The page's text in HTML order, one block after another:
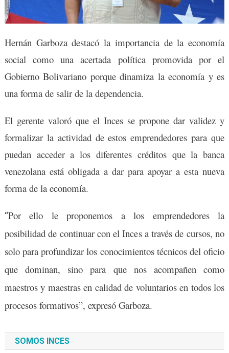
Hernán Garboza destacó la importancia de la economía
social como una acertada política promovida por el
Gobierno Bolivariano porque dinamiza la economía y es
una forma de salir de la dependencia.
El gerente valoró que el Inces se propone dar validez y
formalizar la actividad de estos emprendedores para que
puedan acceder a los diferentes créditos que la banca
venezolana está obligada a dar para apoyar a esta nueva
forma de la economía.
“Por ello le proponemos a los emprendedores la
posibilidad de continuar con el Inces a través de cursos, no
solo para profundizar los conocimientos técnicos del oficio
que dominan, sino para que nos acompañen como
maestros y maestras en calidad de voluntarios en todos los
procesos formativos”, expresó Garboza.
SOMOS INCES